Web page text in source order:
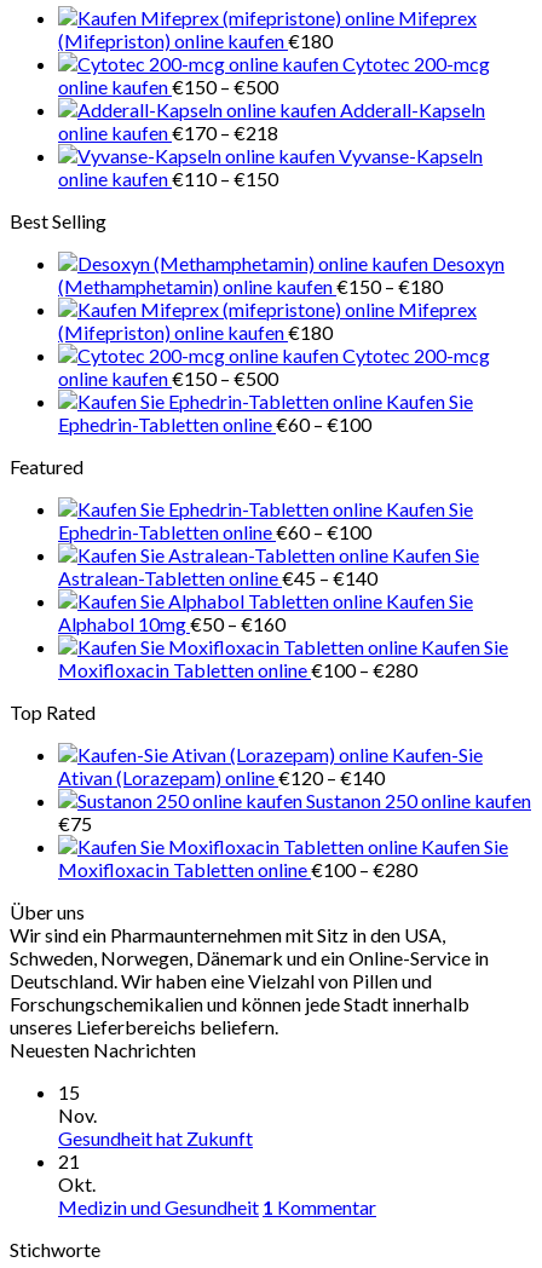
€180
Mifeprex
(Mifepriston) online kaufen€180
Cytotec 200-mcg
online kaufen€150 – €500Preisspanne:
€150
€500
Adderall-Kapseln
online kaufen€170 – €218
€170
bis
Vyvanse-Kapseln
online kaufen€110 – €150Preisspanne:
Best Selling
Desoxyn
(Methamphetamin) online kaufen€150 – €180
€150
€180
Mifeprex
(Mifepriston) online kaufen€180
Cytotec 200-mcg
online kaufen€150 – €500Preisspanne:
€150
bis
Kaufen Sie
Ephedrin-Tabletten online€60 – €100Preisspanne:
Featured
Kaufen Sie
Ephedrin-Tabletten online€60 – €100Preisspanne:
€60
bis
€100
Kaufen Sie
Astralean-Tabletten online€45 – €140Preisspanne:
€45
€140
Kaufen Sie
Alphabol 10mg€50 – €160Preisspanne:
€50
bis
Kaufen Sie
Moxifloxacin Tabletten online€100 – €280Preisspanne:
Top Rated
Kaufen-Sie
Ativan (Lorazepam) online€120 – €140Preisspanne:
€120
€140
Sustanon 250 online kaufen
€75
Kaufen Sie
Moxifloxacin Tabletten online€100 – €280Preisspanne:
€280
Über uns
Wir sind ein Pharmaunternehmen mit Sitz in den USA,
Schweden, Norwegen, Dänemark und ein Online-Service in
Deutschland. Wir haben eine Vielzahl von Pillen und
Forschungschemikalien und können jede Stadt innerhalb
unseres Lieferbereichs beliefern.
Neuesten Nachrichten
15
Nov.
Gesundheit hat Zukunft
21
Okt.
Medizin und Gesundheit 1 Kommentar
Stichworte